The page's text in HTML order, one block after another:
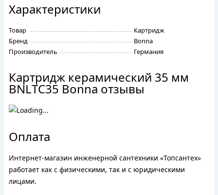
Характеристики
Товар
Картридж
Бренд
Bonna
Производитель
Германия
Картридж керамический 35 мм
BNLTC35 Bonna отзывы
Оплата
Интернет-магазин инженерной сантехники «Топсантех»
работает как с физическими, так и с юридическими
лицами.